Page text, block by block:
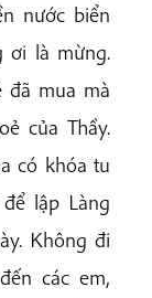
nước biển
ơi là mừng.
đã mua mà
của Thầy.
có khóa tu
lập Làng
Không đi
các em,